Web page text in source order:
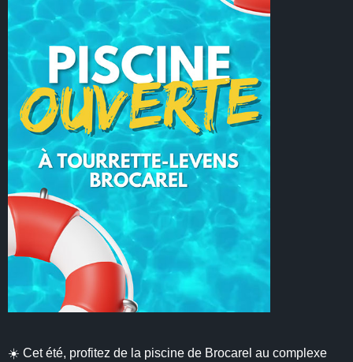
☀️ Cet été, profitez de la piscine de Brocarel au complexe